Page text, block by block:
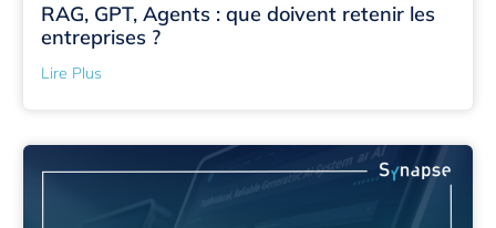
RAG, GPT, Agents : que doivent retenir les
entreprises ?
Lire Plus